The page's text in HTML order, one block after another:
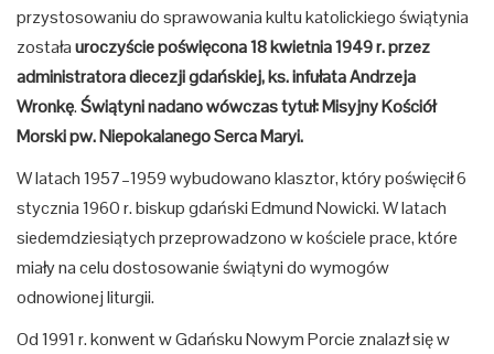
przystosowaniu do sprawowania kultu katolickiego świątynia
zostałauroczyście poświęcona 18 kwietnia 1949 r. przez
administratora diecezji gdańskiej, ks. infułata Andrzeja
Wronkę.Świątyni nadano wówczas tytuł: Misyjny Kościół
Morski pw. Niepokalanego Serca Maryi.
W latach 1957–1959 wybudowano klasztor, który poświęcił 6
stycznia 1960 r. biskup gdański Edmund Nowicki. W latach
siedemdziesiątych przeprowadzono w kościele prace, które
miały na celu dostosowanie świątyni do wymogów
odnowionej liturgii.
Od 1991 r. konwent w Gdańsku Nowym Porcie znalazł się w